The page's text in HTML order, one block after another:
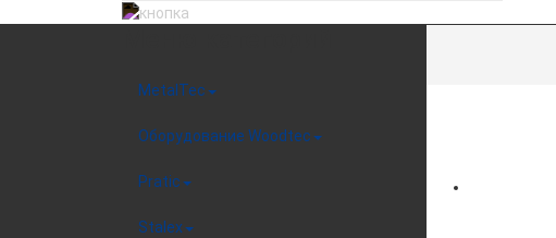
MetalTec
Оборудование Woodtec
Pratic
Stalex